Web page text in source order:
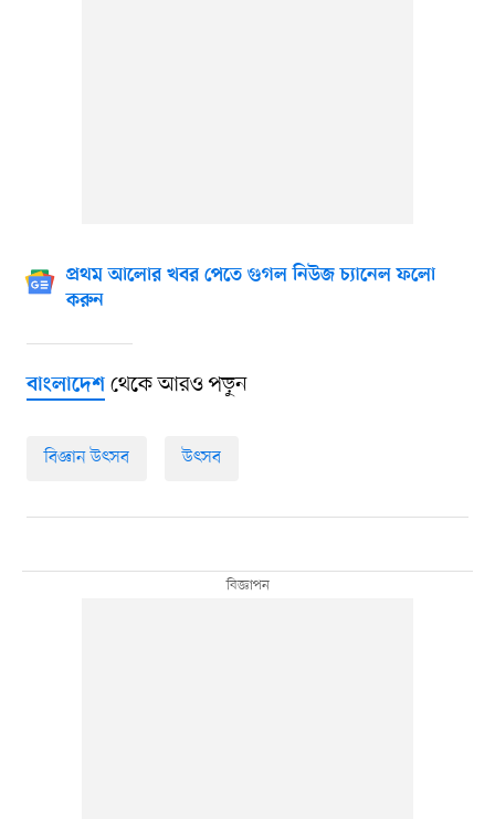
প্রথম আলোর খবর পেতে গুগল নিউজ চ্যানেল ফলো
করুন
বাংলাদেশথেকে আরও পড়ুন
বিজ্ঞান উৎসব উৎসব